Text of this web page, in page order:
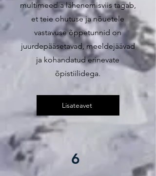
multimeedia lähenemisviis tagab,
et teie ohutuse ja nõuetele
vastavuse õppetunnid on
juurdepääsetavad, meeldejäävad
ja kohandatud erinevate
õpistiilidega.
Lisateavet
6